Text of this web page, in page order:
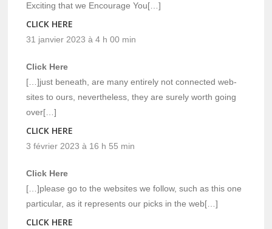
Exciting that we Encourage You[…]
CLICK HERE
31 janvier 2023 à 4 h 00 min
Click Here
[…]just beneath, are many entirely not connected web-
sites to ours, nevertheless, they are surely worth going
over[…]
CLICK HERE
3 février 2023 à 16 h 55 min
Click Here
[…]please go to the websites we follow, such as this one
particular, as it represents our picks in the web[…]
CLICK HERE